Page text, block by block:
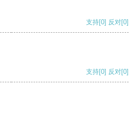
支持[0] 反对[0]
支持[0] 反对[0]